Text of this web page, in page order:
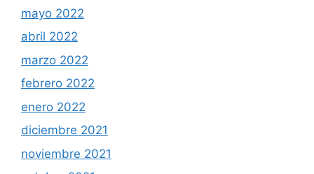
mayo 2022
abril 2022
marzo 2022
febrero 2022
enero 2022
diciembre 2021
noviembre 2021